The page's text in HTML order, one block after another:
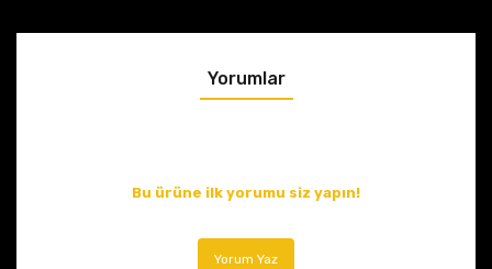
Yorumlar
Bu ürüne ilk yorumu siz yapın!
Yorum Yaz